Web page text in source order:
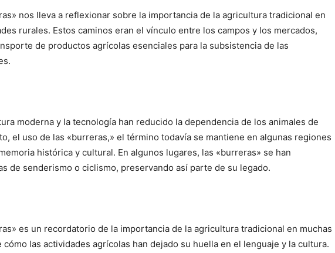
nos lleva a reflexionar sobre la importancia de la agricultura tradicional en
rurales. Estos caminos eran el vínculo entre los campos y los mercados,
de productos agrícolas esenciales para la subsistencia de las
moderna y la tecnología han reducido la dependencia de los animales de
el uso de las «burreras,» el término todavía se mantiene en algunas regiones
histórica y cultural. En algunos lugares, las «burreras» se han
de senderismo o ciclismo, preservando así parte de su legado.
es un recordatorio de la importancia de la agricultura tradicional en muchas
cómo las actividades agrícolas han dejado su huella en el lenguaje y la cultura.